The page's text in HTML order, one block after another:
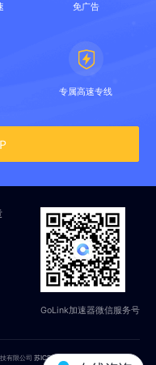
免广告
专属高速专线
GoLink加速器微信服务号
有限公司苏ICP备18014251号-2